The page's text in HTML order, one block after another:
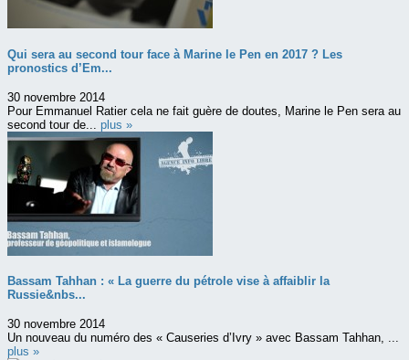
Qui sera au second tour face à Marine le Pen en 2017 ? Les
pronostics d’Em...
30 novembre 2014
Pour Emmanuel Ratier cela ne fait guère de doutes, Marine le Pen sera au
second tour de... plus »
Bassam Tahhan : « La guerre du pétrole vise à affaiblir la
Russie&nbs...
30 novembre 2014
Un nouveau du numéro des « Causeries d’Ivry » avec Bassam Tahhan, ...
plus »